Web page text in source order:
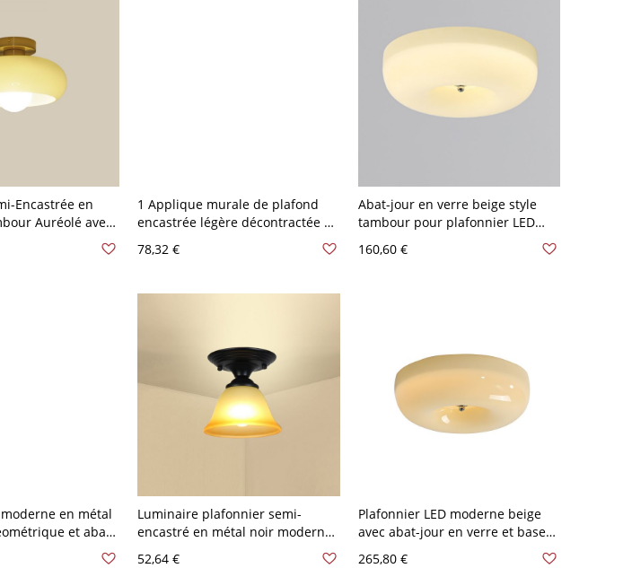
Encastrée en
Auréolé avec
Fluorescent,
1 Applique murale de plafond
encastrée légère décontractée en
LED/incandescente/fluorescente,
78,32 €
Abat-jour en verre beige style
tambour pour plafonnier LED
résidentielle moderne - 110 V-
160,60 €
en métal
et abat-
V-120 V
Luminaire plafonnier semi-
encastré en métal noir moderne
avec abat-jour en verre dépoli -
110 V-120 V Géométrique
52,64 €
Plafonnier LED moderne beige
avec abat-jour en verre et base
265,80 €